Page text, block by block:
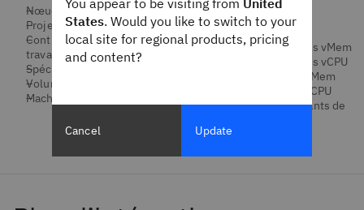
Nœuds de conteneur
Projets (espaces de noms)
Contrôleurs de charge de
travail
Spéc. conteneur
Volumes
Machines virtuelles
vCPU
Requête vCPU
Régulation vCPU
Quota de requêtes vMem
Quota de requêtes vCPU
Quota de limite vMem
Quota de limite vCPU
Produits dépendants de
You appear to be visiting from United
States. Would you like to switch to your
local site for regional products, pricing
and content?
Cancel Update